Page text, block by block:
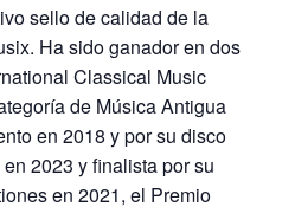
sello de calidad de la
Ha sido ganador en dos
Classical Music
de Música Antigua
en 2018 y por su disco
2023 y finalista por su
en 2021, el Premio